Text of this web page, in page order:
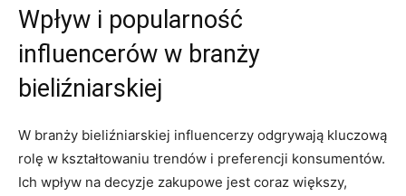
Wpływ i popularność
influencerów w branży
bieliźniarskiej
W ‌branży⁤ bieliźniarskiej influencerzy odgrywają kluczową
rolę w kształtowaniu trendów i preferencji konsumentów.
⁣Ich ‌wpływ ‍na decyzje zakupowe jest coraz większy,